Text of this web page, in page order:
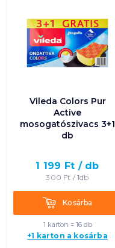
Vileda Colors Pur
Active
mosogatószivacs 3+1
db
1 199 Ft / db
300 Ft /1db
KosárbaKosárba
1 karton = 16 db
+1 karton a kosárba